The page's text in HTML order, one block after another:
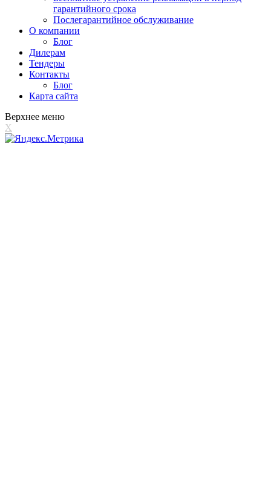
гарантийного срока
Послегарантийное обслуживание
О компании
Блог
Дилерам
Тендеры
Контакты
Блог
Карта сайта
Верхнее меню
X